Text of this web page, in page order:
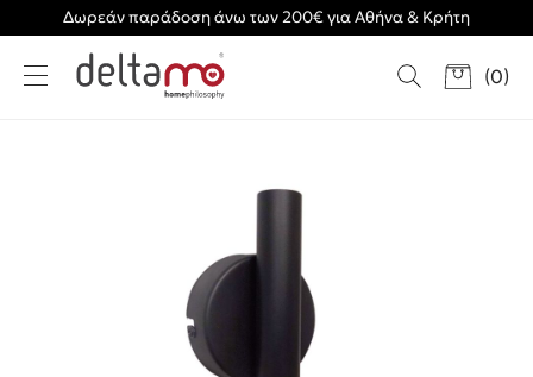
Δωρεάν παράδοση άνω των 200€ για Αθήνα & Κρήτη
(0)